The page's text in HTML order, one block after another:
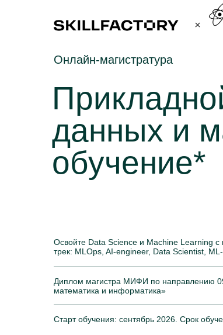
Онлайн-магистратура
данных и
обучение*
Освойте Data Science и Machine Learning с
трек: MLOps, AI-engineer, Data Scientist,
Диплом магистра МИФИ по направлению
математика и информатика»
Старт обучения: сентябрь 2026. Срок